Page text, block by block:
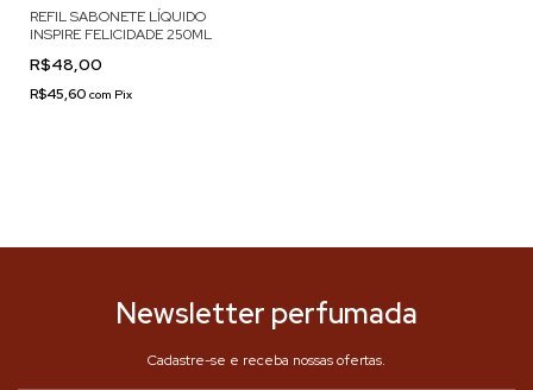
REFIL SABONETE LÍQUIDO
INSPIRE FELICIDADE 250ML
R$48,00
R$45,60 com Pix
Newsletter perfumada
Cadastre-se e receba nossas ofertas.